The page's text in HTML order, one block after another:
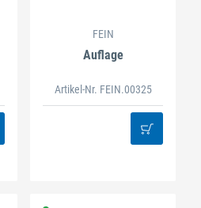
FEIN
Auflage
Artikel-Nr. FEIN.00325